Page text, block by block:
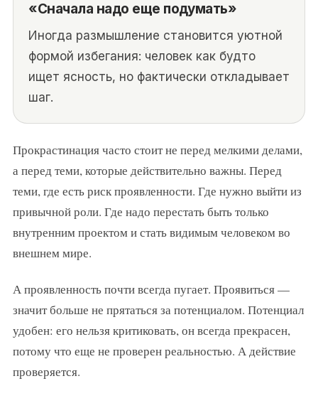
«Сначала надо еще подумать»
Иногда размышление становится уютной
формой избегания: человек как будто
ищет ясность, но фактически откладывает
шаг.
Прокрастинация часто стоит не перед мелкими делами,
а перед теми, которые действительно важны. Перед
теми, где есть риск проявленности. Где нужно выйти из
привычной роли. Где надо перестать быть только
внутренним проектом и стать видимым человеком во
внешнем мире.
А проявленность почти всегда пугает. Проявиться —
значит больше не прятаться за потенциалом. Потенциал
удобен: его нельзя критиковать, он всегда прекрасен,
потому что еще не проверен реальностью. А действие
проверяется.